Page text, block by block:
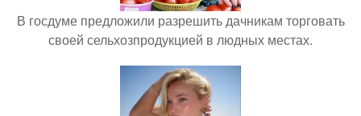
В госдуме предложили разрешить дачникам торговать
своей сельхозпродукцией в людных местах.